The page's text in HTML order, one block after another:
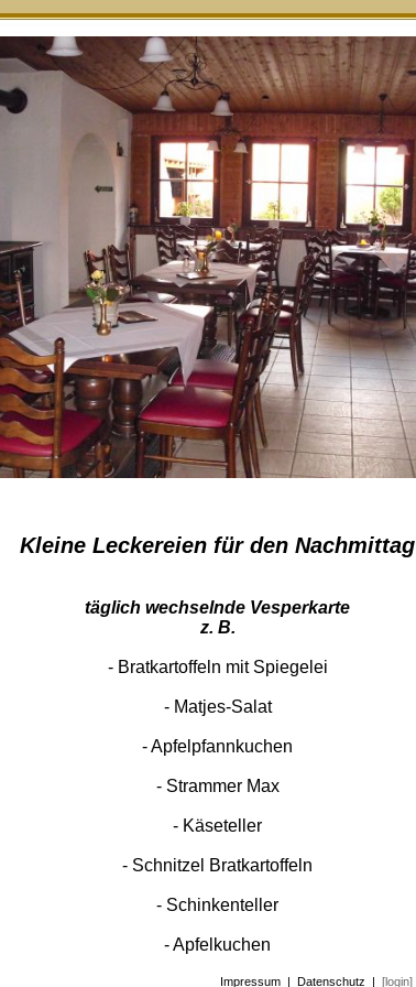
Kleine Leckereien für den Nachmittag
täglich wechselnde Vesperkarte
z. B.
- Bratkartoffeln mit Spiegelei
- Matjes-Salat
- Apfelpfannkuchen
- Strammer Max
- Käseteller
- Schnitzel Bratkartoffeln
- Schinkenteller
​​​​​​​- Apfelkuchen
Impressum | Datenschutz | [login]